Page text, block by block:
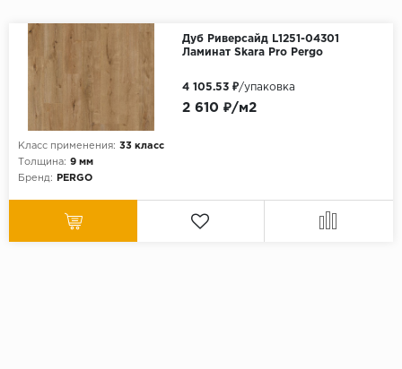
Дуб Риверсайд L1251-04301
Ламинат Skara Pro Pergo
Класс применения: 33 класс
Толщина: 9 мм
Бренд:
PERGO
2 610 ₽/м2
4 105.53 ₽/упаковка